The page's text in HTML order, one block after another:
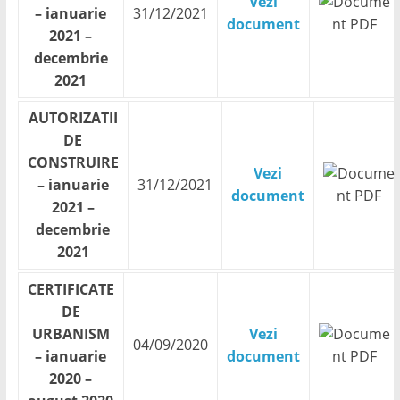
– ianuarie
2021 –
decembrie
2021
31/12/2021
document
AUTORIZATII
DE
CONSTRUIRE
– ianuarie
2021 –
decembrie
2021
31/12/2021
Vezi
document
CERTIFICATE
DE
URBANISM
– ianuarie
2020 –
04/09/2020
Vezi
document